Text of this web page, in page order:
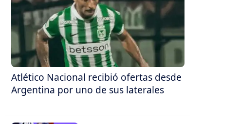
Atlético Nacional recibió ofertas desde
Argentina por uno de sus laterales